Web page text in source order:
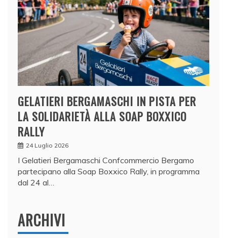
GELATIERI BERGAMASCHI IN PISTA PER
LA SOLIDARIETÀ ALLA SOAP BOXXICO
RALLY
24 Luglio 2026
I Gelatieri Bergamaschi Confcommercio Bergamo
partecipano alla Soap Boxxico Rally, in programma
dal 24 al…
ARCHIVI